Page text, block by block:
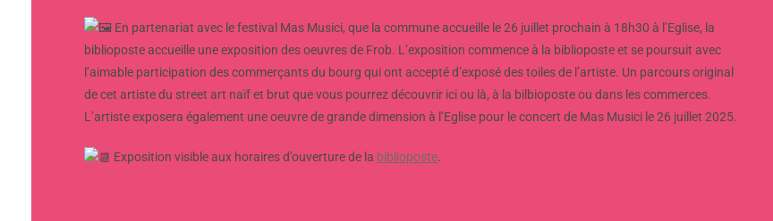
En partenariat avec le festival Mas Musici, que la commune accueille le 26 juillet prochain à 18h30 à l’Eglise, la
biblioposte accueille une exposition des oeuvres de Frob. L’exposition commence à la biblioposte et se poursuit avec
l’aimable participation des commerçants du bourg qui ont accepté d’exposé des toiles de l’artiste. Un parcours original
de cet artiste du street art naïf et brut que vous pourrez découvrir ici ou là, à la bilbioposte ou dans les commerces.
L’artiste exposera également une oeuvre de grande dimension à l’Eglise pour le concert de Mas Musici le 26 juillet 2025.
Exposition visible aux horaires d’ouverture de la biblioposte.